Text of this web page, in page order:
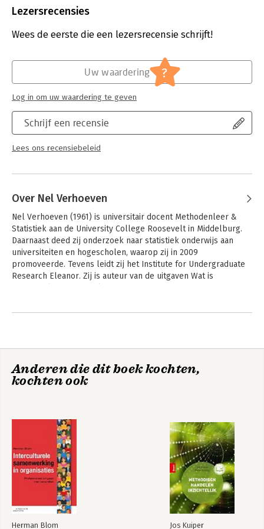
Uitgever:
Verschijningsdatum:
8-1-2026
Non-fictie informatief/professioneel
Lezersrecensies
Wees de eerste die een lezersrecensie schrijft!
Schrijf een recensie
Lees ons recensiebeleid
Uw waardering ?
Log in om uw waardering te geven
Over Nel Verhoeven
Nel Verhoeven (1961) is universitair docent Methodenleer &
Statistiek aan de University College Roosevelt in Middelburg.
Daarnaast deed zij onderzoek naar statistiek onderwijs aan
universiteiten en hogescholen, waarop zij in 2009
promoveerde. Tevens leidt zij het Institute for Undergraduate
Research Eleanor. Zij is auteur van de uitgaven Wat is
Andere boeken door Nel Verhoeven
Wat is onderzoek? Doing Research
Anderen die dit boek kochten,
kochten ook
Herman Blom Jos Kuiper